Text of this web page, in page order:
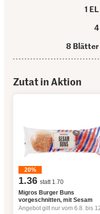
1 EL
4
8 Blätter
Zutat in Aktion
20%
1.36 statt 1.70
Migros Burger Buns
vorgeschnitten, mit Sesam